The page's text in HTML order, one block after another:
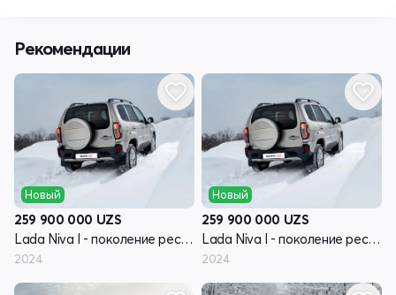
Рекомендации
Новый
259 900 000 UZS
Lada Niva I - поколение рестайлинг (Travel)
2024
Новый
259 900 000 UZS
Lada Niva I - поколение рестайлинг (Travel)
2024